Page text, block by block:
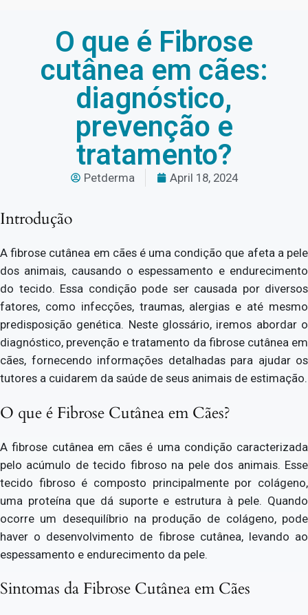
O que é Fibrose
cutânea em cães:
diagnóstico,
prevenção e
tratamento?
Petderma April 18, 2024
Introdução
A fibrose cutânea em cães é uma condição que afeta a pele
dos animais, causando o espessamento e endurecimento
do tecido. Essa condição pode ser causada por diversos
fatores, como infecções, traumas, alergias e até mesmo
predisposição genética. Neste glossário, iremos abordar o
diagnóstico, prevenção e tratamento da fibrose cutânea em
cães, fornecendo informações detalhadas para ajudar os
tutores a cuidarem da saúde de seus animais de estimação.
O que é Fibrose Cutânea em Cães?
A fibrose cutânea em cães é uma condição caracterizada
pelo acúmulo de tecido fibroso na pele dos animais. Esse
tecido fibroso é composto principalmente por colágeno,
uma proteína que dá suporte e estrutura à pele. Quando
ocorre um desequilíbrio na produção de colágeno, pode
haver o desenvolvimento de fibrose cutânea, levando ao
espessamento e endurecimento da pele.
Sintomas da Fibrose Cutânea em Cães